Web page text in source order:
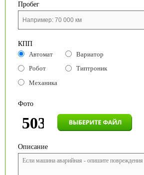
Пробег
КПП
Автомат
Вариатор
Робот
Типтроник
Механика
Фото
Описание